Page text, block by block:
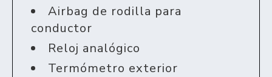
Airbag de rodilla para
conductor
Reloj analógico
Termómetro exterior